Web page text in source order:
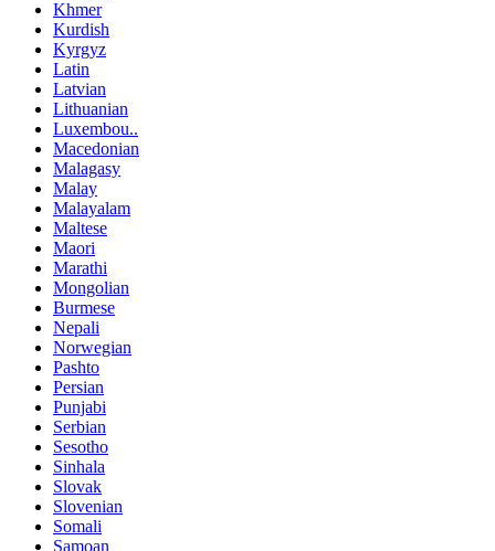
Khmer
Kurdish
Kyrgyz
Latin
Latvian
Lithuanian
Luxembou..
Macedonian
Malagasy
Malay
Malayalam
Maltese
Maori
Marathi
Mongolian
Burmese
Nepali
Norwegian
Pashto
Persian
Punjabi
Serbian
Sesotho
Sinhala
Slovak
Slovenian
Somali
Samoan